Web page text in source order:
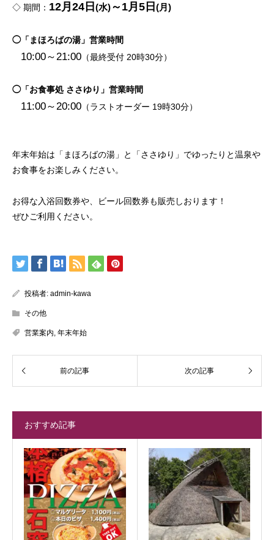
◇ 期間： 12月24日 (水)～1月5日 (月)
◯「まほろばの湯」営業時間
10:00～21:00 （最終受付 20時30分）
◯「お食事処 ささゆり」営業時間
11:00～20:00 （ラストオーダー 19時30分）
年末年始は「まほろばの湯」と「ささゆり」でゆったりと温泉や
お食事をお楽しみください。
お得な入浴回数券や、ビール回数券も販売しおります！
ぜひご利用ください。
投稿者: admin-kawa
その他
営業案内, 年末年始
おすすめ記事